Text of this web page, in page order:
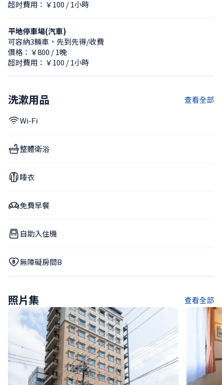
超时費用：￥100 / 1小時
平地停車場(汽車)
可容納3輛車，先到先得/收費
價格：￥800 / 1晚
超时費用：￥100 / 1小時
洗漱用品 查看全部
Wi-Fi
整體衛浴
睡衣
免費早餐
自助入住機
無障礙房間B
照片集 查看全部